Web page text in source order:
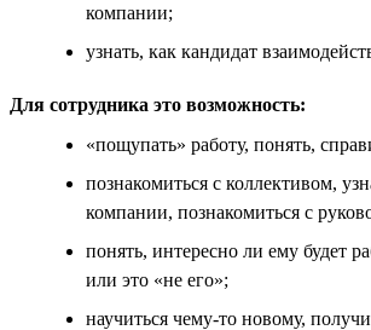
компании;
узнать, как кандидат
Для сотрудника это возможность:
«пощупать» работу, понять,
познакомиться с коллективом,
компании, познакомиться с
понять, интересно ли ему будет
или это «не его»;
научиться чему-то новому,